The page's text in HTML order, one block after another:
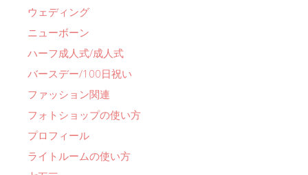
ウェディング
ニューボーン
ハーフ成人式/成人式
バースデー/100日祝い
ファッション関連
フォトショップの使い方
プロフィール
ライトルームの使い方